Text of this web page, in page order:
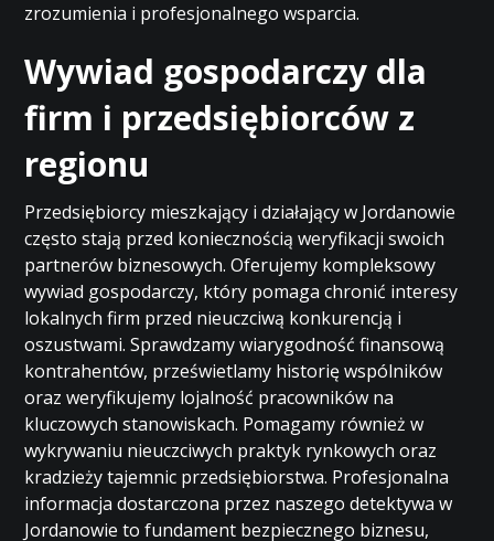
zrozumienia i profesjonalnego wsparcia.
Wywiad gospodarczy dla
firm i przedsiębiorców z
regionu
Przedsiębiorcy mieszkający i działający w Jordanowie
często stają przed koniecznością weryfikacji swoich
partnerów biznesowych. Oferujemy kompleksowy
wywiad gospodarczy, który pomaga chronić interesy
lokalnych firm przed nieuczciwą konkurencją i
oszustwami. Sprawdzamy wiarygodność finansową
kontrahentów, prześwietlamy historię wspólników
oraz weryfikujemy lojalność pracowników na
kluczowych stanowiskach. Pomagamy również w
wykrywaniu nieuczciwych praktyk rynkowych oraz
kradzieży tajemnic przedsiębiorstwa. Profesjonalna
informacja dostarczona przez naszego detektywa w
Jordanowie to fundament bezpiecznego biznesu,